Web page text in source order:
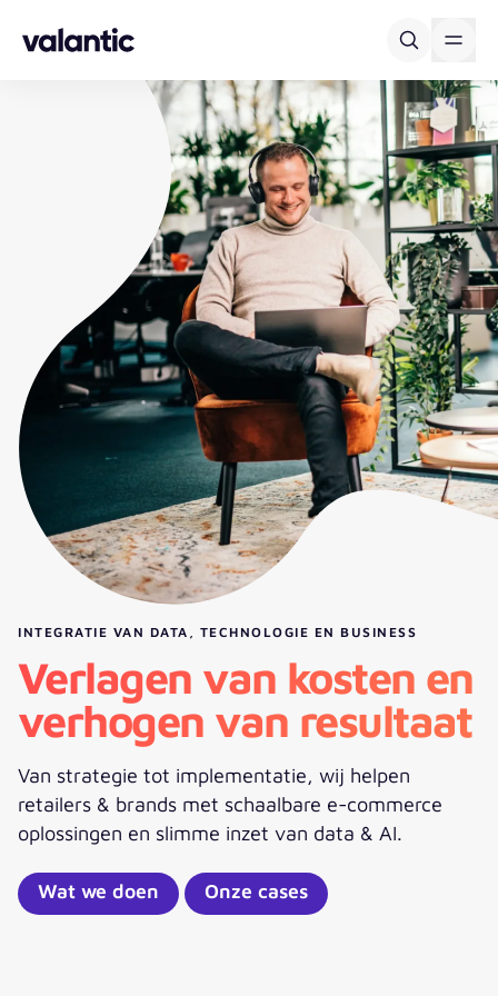
INTEGRATIE VAN DATA, TECHNOLOGIE EN BUSINESS
Verlagen van kosten en
verhogen van resultaat
Van strategie tot implementatie, wij helpen
retailers & brands met schaalbare e-commerce
oplossingen en slimme inzet van data & AI.
Wat we doen Onze cases